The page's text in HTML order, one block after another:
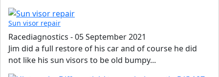
Sun visor repair
Racediagnostics -05 September 2021
Jim did a full restore of his car and of course he did
not like his sun visors to be old bumpy...